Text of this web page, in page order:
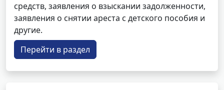
средств, заявления о взыскании задолженности,
заявления о снятии ареста с детского пособия и
другие.
Перейти в раздел